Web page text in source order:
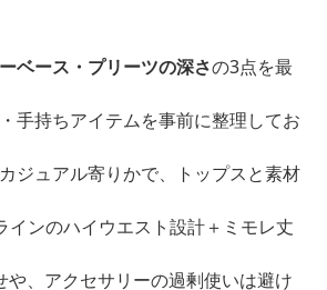
ベース・プリーツの深さの3点を最
手持ちアイテムを事前に整理してお
ジュアル寄りかで、トップスと素材
インのハイウエスト設計＋ミモレ丈
や、アクセサリーの過剰使いは避け